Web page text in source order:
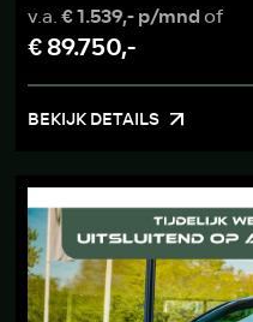
v.a.€ 1.539,- p/mndof
€ 89.750,-
BEKIJK DETAILS